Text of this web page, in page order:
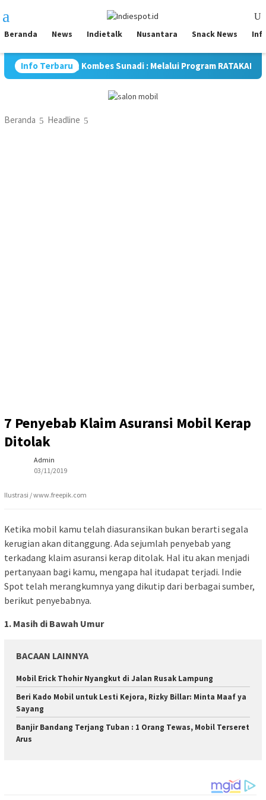
ke
konten
Mobile
Beranda News Indietalk Nusantara Snack News
Info Terbaru
Kombes Sunadi : Melalui Program RATAKAN, Kami
Beranda Headline
7 Penyebab Klaim Asuransi Mobil Kerap
Ditolak
Admin
03/11/2019
Ilustrasi / www.freepik.com
Ketika mobil kamu telah diasuransikan bukan berarti segala
kerugian akan ditanggung. Ada sejumlah penyebab yang
terkadang klaim asuransi kerap ditolak. Hal itu akan menjadi
pertanyaan bagi kamu, mengapa hal itudapat terjadi. Indie
Spot telah merangkumnya yang dikutip dari berbagai sumber,
berikut penyebabnya.
1. Masih di Bawah Umur
BACAAN LAINNYA
Mobil Erick Thohir Nyangkut di Jalan Rusak Lampung
Beri Kado Mobil untuk Lesti Kejora, Rizky Billar: Minta Maaf ya
Sayang
Banjir Bandang Terjang Tuban : 1 Orang Tewas, Mobil Terseret
Arus